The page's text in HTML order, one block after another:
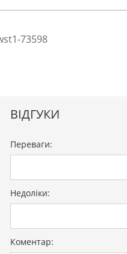
ВІДГУКИ
Переваги:
Недоліки:
Коментар: